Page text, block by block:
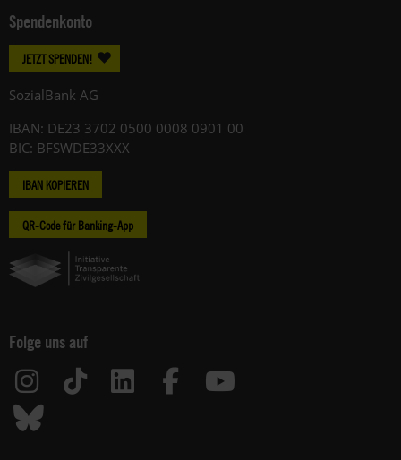
Spendenkonto
JETZT SPENDEN!
SozialBank AG
IBAN: DE23 3702 0500 0008 0901 00
BIC: BFSWDE33XXX
IBAN KOPIEREN
QR-Code für Banking-App
Folge uns auf